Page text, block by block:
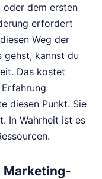
dem ersten
erfordert
Weg der
gehst, kannst du
Das kostet
diesen Punkt. Sie
In Wahrheit ist es
Marketing-